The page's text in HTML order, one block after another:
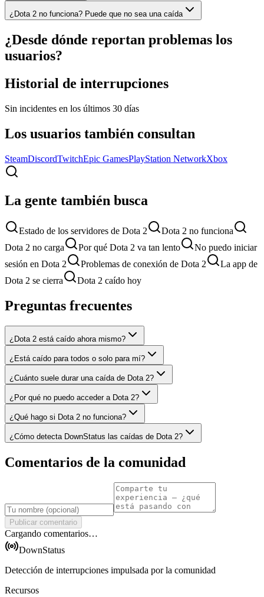
¿Dota 2 no funciona? Puede que no sea una caída
¿Desde dónde reportan problemas los
usuarios?
Historial de interrupciones
Sin incidentes en los últimos 30 días
Los usuarios también consultan
SteamDiscordTwitchEpic GamesPlayStation NetworkXbox
La gente también busca
Estado de los servidores de Dota 2
Dota 2 no funciona
Dota 2 no carga
Por qué Dota 2 va tan lento
No puedo iniciar
sesión en Dota 2
Problemas de conexión de Dota 2
La app de
Dota 2 se cierra
Dota 2 caído hoy
Preguntas frecuentes
¿Dota 2 está caído ahora mismo?
¿Está caído para todos o solo para mí?
¿Cuánto suele durar una caída de Dota 2?
¿Por qué no puedo acceder a Dota 2?
¿Qué hago si Dota 2 no funciona?
¿Cómo detecta DownStatus las caídas de Dota 2?
Comentarios de la comunidad
Publicar comentario
Cargando comentarios…
DownStatus
Detección de interrupciones impulsada por la comunidad
Recursos